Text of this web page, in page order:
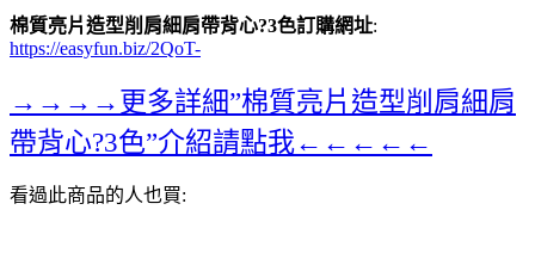
棉質亮片造型削肩細肩帶背心?3色訂購網址:
https://easyfun.biz/2QoT-
→→→→更多詳細”棉質亮片造型削肩細肩
帶背心?3色”介紹請點我←←←←←
看過此商品的人也買: